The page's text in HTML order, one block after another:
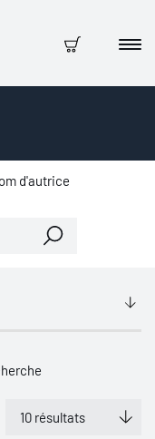
Panier
d'autrice